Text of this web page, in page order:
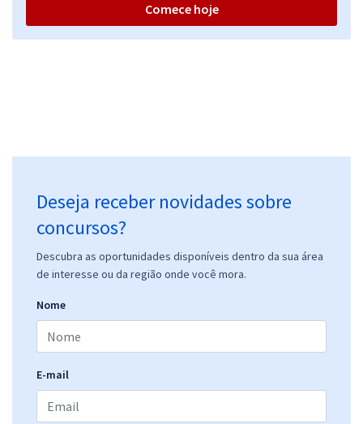
Comece hoje
Deseja receber novidades sobre
concursos?
Descubra as oportunidades disponíveis dentro da sua área
de interesse ou da região onde você mora.
Nome
E-mail